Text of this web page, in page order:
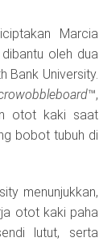
Marcia
oleh dua
Bank University.
™,
otot kaki saat
bobot tubuh di
menunjukkan,
otot kaki paha
lutut, serta